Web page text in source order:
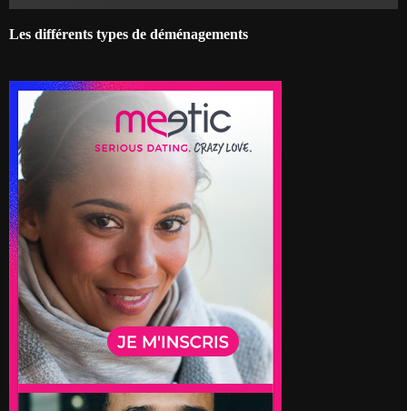
Les différents types de déménagements